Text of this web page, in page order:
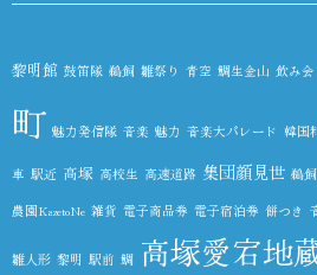
黎明館 鼓笛隊 鵜飼 雛祭り 青空 鯛生金山 飲み会
町 魅力発信隊 音楽 魅力 音楽大パレード 韓国
車 駅近 高塚 高校生 高速道路 集団顔見世 鵜
農園KazetoNe 雑貨 電子商品券 電子宿泊券 餅つき
雛人形 黎明 駅前 鯛 高塚愛宕地